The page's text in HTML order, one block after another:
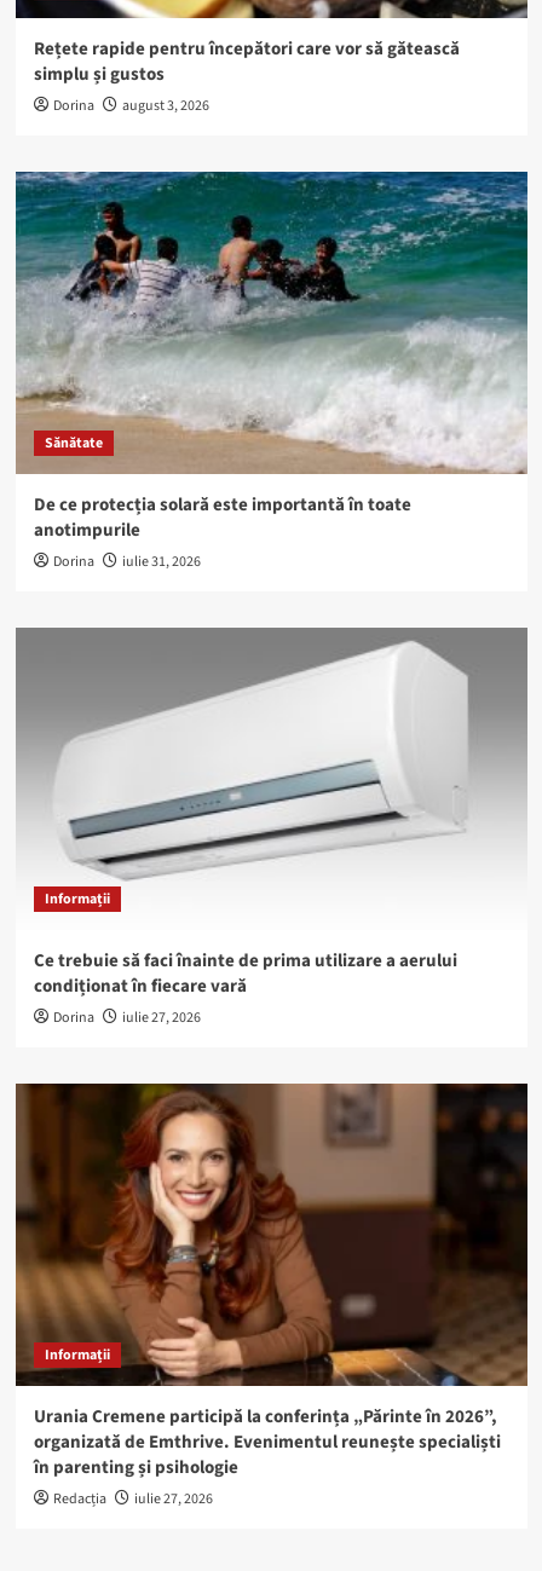
Rețete rapide pentru începători care vor să gătească
simplu și gustos
Dorina august 3, 2026
Sănătate
De ce protecția solară este importantă în toate
anotimpurile
Dorina iulie 31, 2026
Informații
Ce trebuie să faci înainte de prima utilizare a aerului
condiționat în fiecare vară
Dorina iulie 27, 2026
Informații
Urania Cremene participă la conferința „Părinte în 2026”,
organizată de Emthrive. Evenimentul reunește specialiști
în parenting și psihologie
Redacția iulie 27, 2026